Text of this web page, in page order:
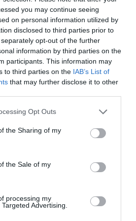
you may continue seeing
on personal information utilized by
disclosed to third parties prior to
opt-out of the further
information by third parties on the
participants. This information may
to third parties on the IAB’s List of
that may further disclose it to other
Opt Outs
the Sharing of my
the Sale of my
processing my
Advertising.
economia prin inițiative
Mitroi remarcă faptul că
sunt sceptici, ci dornici să
țării lor de origine. „Dorul de
aceștia își construiesc o
adaugă el.
nu poate fi subestimată. Pe
aceste remiteri reprezintă un
„Românii din diaspora sunt o
doar muncesc din greu în
suficient pentru a trimite